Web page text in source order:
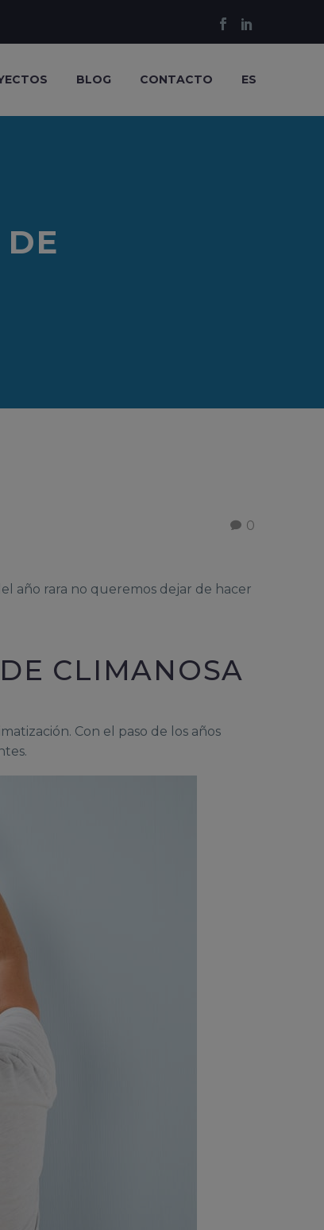
BLOG CONTACTO ES
0
año rara no queremos dejar de hacer
CLIMANOSA
Con el paso de los años